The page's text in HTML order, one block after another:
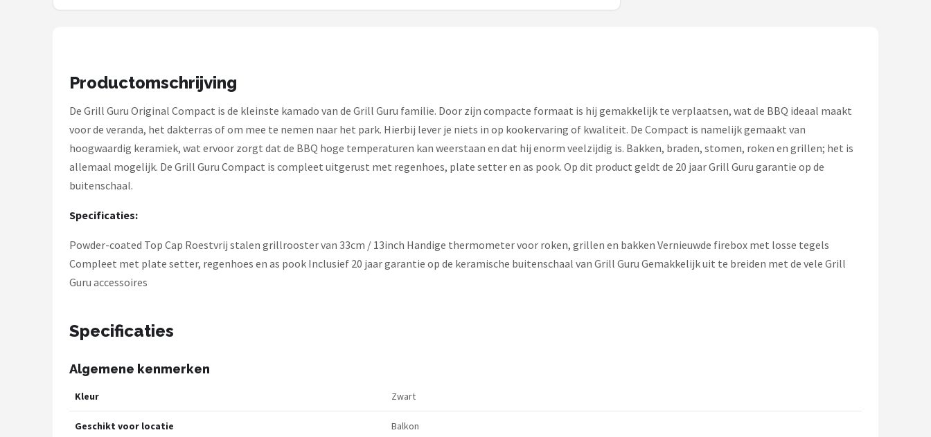
Patton
Alle merken →Productomschrijving
De Grill Guru Original Compact is de kleinste kamado van de Grill Guru familie. Door zijn compacte formaat is hij gemakkelijk te verplaatsen, wat de BBQ ideaal maakt
voor de veranda, het dakterras of om mee te nemen naar het park. Hierbij lever je niets in op kookervaring of kwaliteit. De Compact is namelijk gemaakt van
hoogwaardig keramiek, wat ervoor zorgt dat de BBQ hoge temperaturen kan weerstaan en dat hij enorm veelzijdig is. Bakken, braden, stomen, roken en grillen; het is
allemaal mogelijk. De Grill Guru Compact is compleet uitgerust met regenhoes, plate setter en as pook. Op dit product geldt de 20 jaar Grill Guru garantie op de
buitenschaal.
Specificaties:
Powder-coated Top Cap Roestvrij stalen grillrooster van 33cm / 13inch Handige thermometer voor roken, grillen en bakken Vernieuwde firebox met losse tegels
Compleet met plate setter, regenhoes en as pook Inclusief 20 jaar garantie op de keramische buitenschaal van Grill Guru Gemakkelijk uit te breiden met de vele Grill
Guru accessoires
Specificaties
Algemene kenmerken
Kleur Zwart
Geschikt voor locatie Balkon